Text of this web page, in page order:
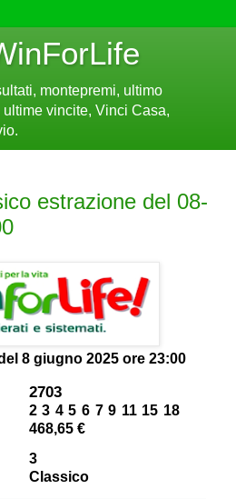
montepremi, ultimo
vincite, Vinci Casa,
estrazione del 08-
8 giugno 2025 ore 23:00
2703
2 3 4 5 6 7 9 11 15 18
468,65 €
3
Classico